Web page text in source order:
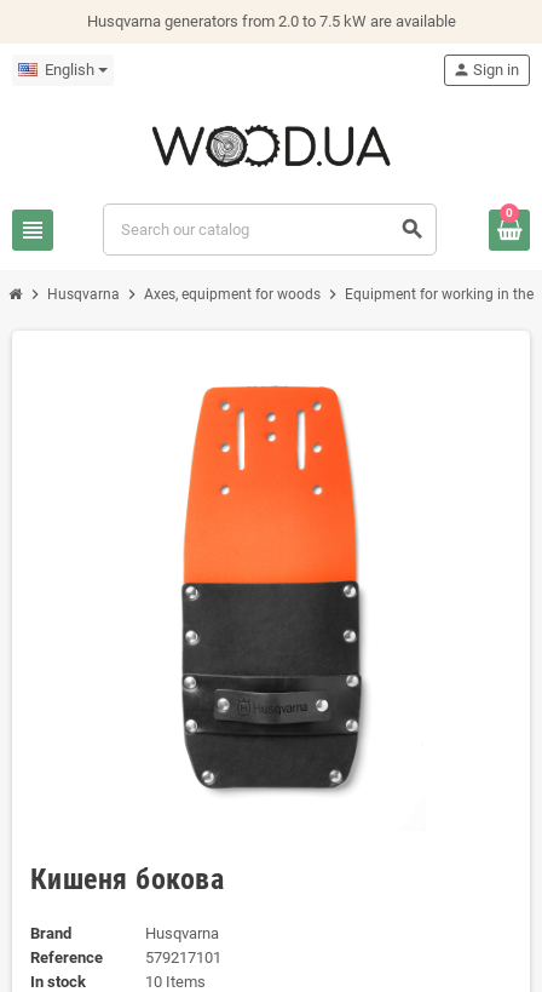
Husqvarna generators from 2.0 to 7.5 kW are available
English
view_headline search
person Sign in
0
chevron_right Husqvarna chevron_right Axes, equipment for woods chevron_right Equipment for working in the
Кишеня бокова
Brand
Husqvarna
Reference
579217101
In stock
10 Items